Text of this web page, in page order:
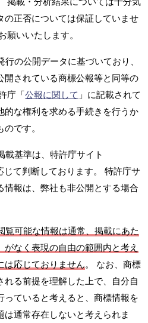
の正否については保証していませ
願いいたします。
の公開データに基づいており、
開されている商標公報等と同等の
庁「公報に関して 」に記載されて
的な権利を求める手続きを行うか
です。
載基準は、特許庁サイト
て判断しております。 特許庁サ
情報は、弊社も非公開とする場合
覧可能な情報は通常、掲載にあた
なく表現の自由の範囲内と考え
は応じておりません。 なお、商標
る前提を理解した上で、自分自
ていると考えると、商標情報を
通常存在しないと考えられま